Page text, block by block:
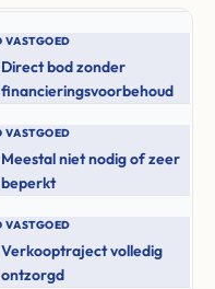
VASTGOED
Direct bod zonder
financieringsvoorbehoud
VASTGOED
Meestal niet nodig of zeer
beperkt
VASTGOED
Verkooptraject volledig
ontzorgd